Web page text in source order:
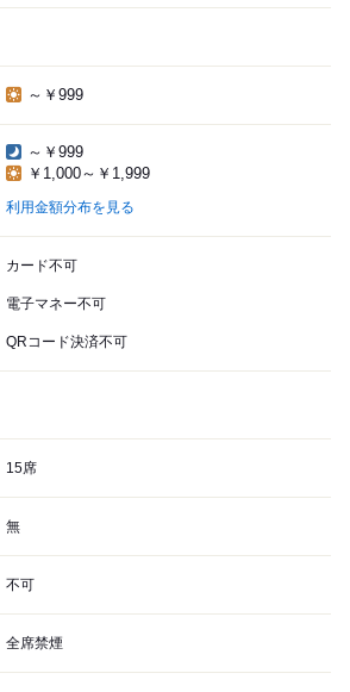
～￥999
～￥999
￥1,000～￥1,999
利用金額分布を見る
カード不可
電子マネー不可
QRコード決済不可
15席
無
不可
全席禁煙